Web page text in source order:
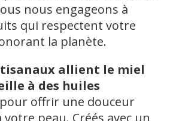
nous engageons à
qui respectent votre
la planète.
allient le miel
à des huiles
pour offrir une douceur
peau. Créés avec un